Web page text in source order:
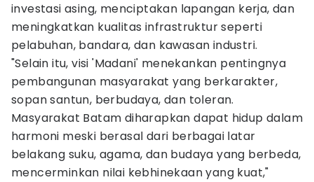
investasi asing, menciptakan lapangan kerja, dan
meningkatkan kualitas infrastruktur seperti
pelabuhan, bandara, dan kawasan industri.
"Selain itu, visi 'Madani' menekankan pentingnya
pembangunan masyarakat yang berkarakter,
sopan santun, berbudaya, dan toleran.
Masyarakat Batam diharapkan dapat hidup dalam
harmoni meski berasal dari berbagai latar
belakang suku, agama, dan budaya yang berbeda,
mencerminkan nilai kebhinekaan yang kuat,"